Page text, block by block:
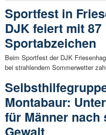
Sportfest in
DJK feiert mit 87
Sportabzeichen
Beim Sportfest der DJK
bei strahlendem Sommerwetter
Montabaur:
für Männer nach
Gewalt